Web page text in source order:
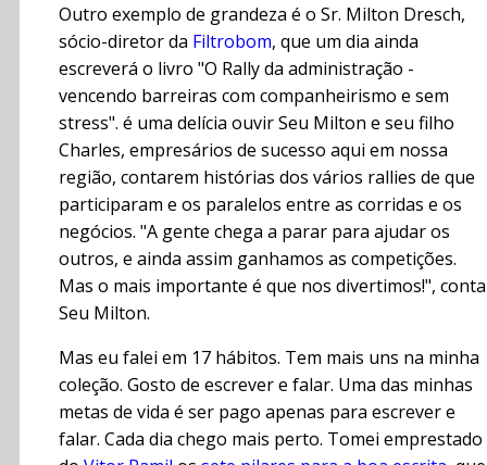
Outro exemplo de grandeza é o Sr. Milton Dresch,
sócio-diretor da Filtrobom, que um dia ainda
escreverá o livro "O Rally da administração -
vencendo barreiras com companheirismo e sem
stress". é uma delícia ouvir Seu Milton e seu filho
Charles, empresários de sucesso aqui em nossa
região, contarem histórias dos vários rallies de que
participaram e os paralelos entre as corridas e os
negócios. "A gente chega a parar para ajudar os
outros, e ainda assim ganhamos as competições.
Mas o mais importante é que nos divertimos!", conta
Seu Milton.
Mas eu falei em 17 hábitos. Tem mais uns na minha
coleção. Gosto de escrever e falar. Uma das minhas
metas de vida é ser pago apenas para escrever e
falar. Cada dia chego mais perto. Tomei emprestado